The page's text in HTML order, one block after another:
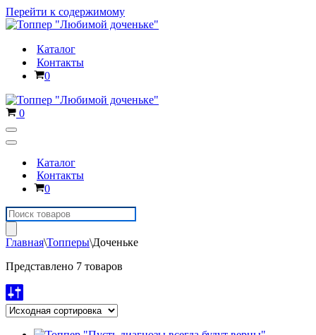
Перейти к содержимому
Каталог
Контакты
Корзина
0
Корзина
0
Меню
навигации
Меню
навигацииКаталог
Контакты
Корзина
0
Поиск
товаров
Главная\Топперы\Доченьке
Представлено 7 товаров